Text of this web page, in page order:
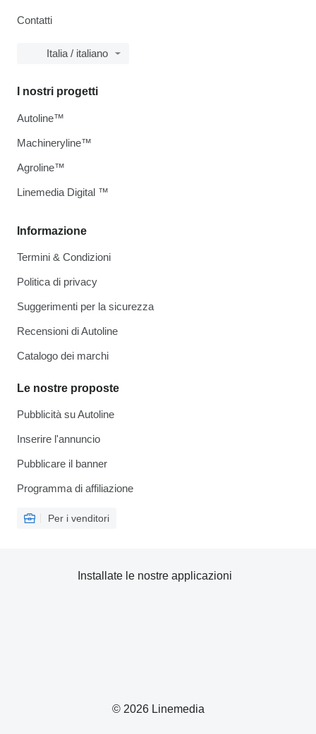
Contatti
Italia / italiano
Informazione
Termini & Condizioni
Politica di privacy
Suggerimenti per la sicurezza
Recensioni di Autoline
Catalogo dei marchi
Le nostre proposte
Pubblicità su Autoline
Inserire l'annuncio
Pubblicare il banner
Programma di affiliazione
Per i venditori
I nostri progetti
Autoline™
Machineryline™
Agroline™
Linemedia Digital ™
© 2026 Linemedia
Installate le nostre applicazioni